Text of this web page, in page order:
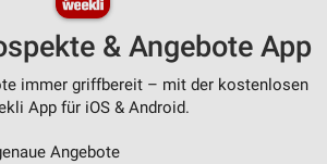
& Angebote App
immer griffbereit – mit der kostenlosen
App für iOS & Android.
Angebote